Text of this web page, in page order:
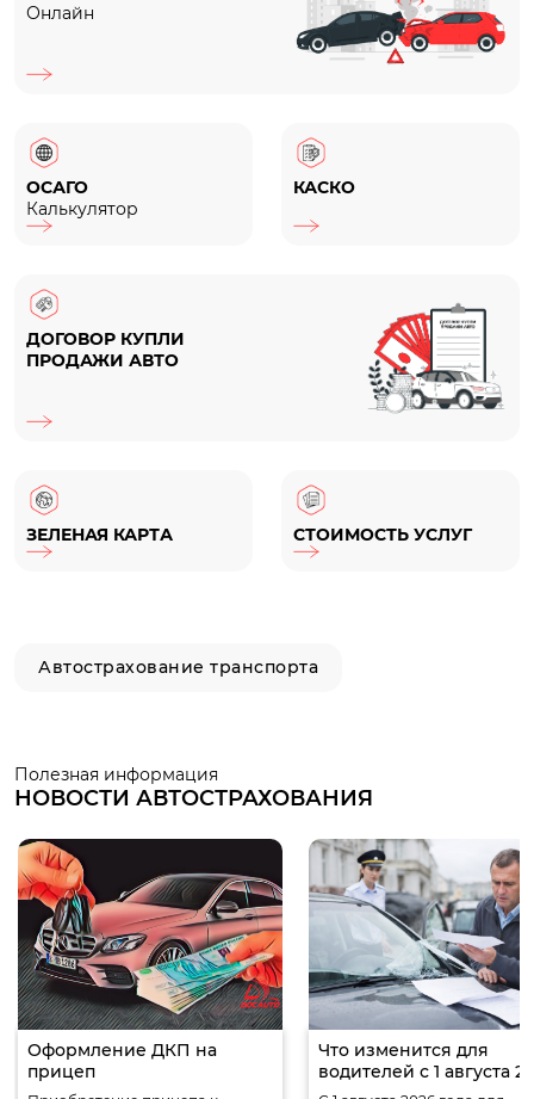
Онлайн
ОСАГО
Калькулятор
КАСКО
ДОГОВОР КУПЛИ
ПРОДАЖИ АВТО
ЗЕЛЕНАЯ КАРТА СТОИМОСТЬ УСЛУГ
Автострахование транспорта
Полезная информация
НОВОСТИ АВТОСТРАХОВАНИЯ
Оформление ДКП на
прицеп
Что изменится для
водителей с 1 августа
года